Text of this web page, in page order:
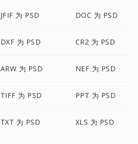
JFIF 为 PSD DOC 为 PSD
DXF 为 PSD CR2 为 PSD
ARW 为 PSD NEF 为 PSD
TIFF 为 PSD PPT 为 PSD
TXT 为 PSD XLS 为 PSD